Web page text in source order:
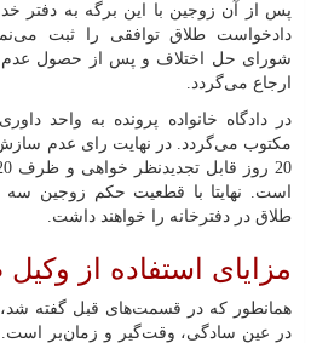
پس از آن زوجین با این برگه به دفتر
دادخواست طلاق توافقی را ثبت
شورای حل اختلاف و پس از حصول عدم
ارجاع می‌گردد.
در دادگاه خانواده پرونده به واحد
مکتوب می‌گردد. در نهایت رای عدم
است. نهایتا با قطعیت حکم زوجین
طلاق در دفترخانه را خواهند داشت.
مزایای استفاده از
همانطور که در قسمت‌های قبل گفته شد،
در عین سادگی، وقت‌گیر و زمان‌بر است.